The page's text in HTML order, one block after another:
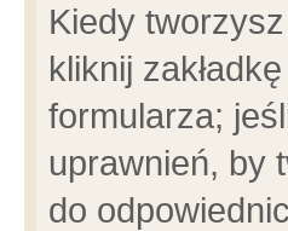
Kiedy
kliknij
formularza;
uprawnień, by
do